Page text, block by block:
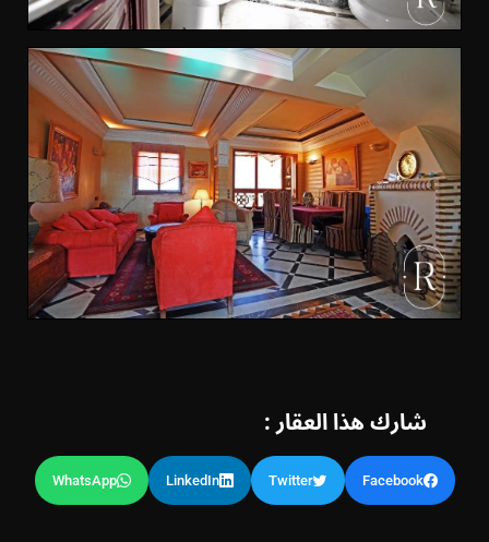
شارك هذا العقار :
Facebook
Twitter
LinkedIn
WhatsApp